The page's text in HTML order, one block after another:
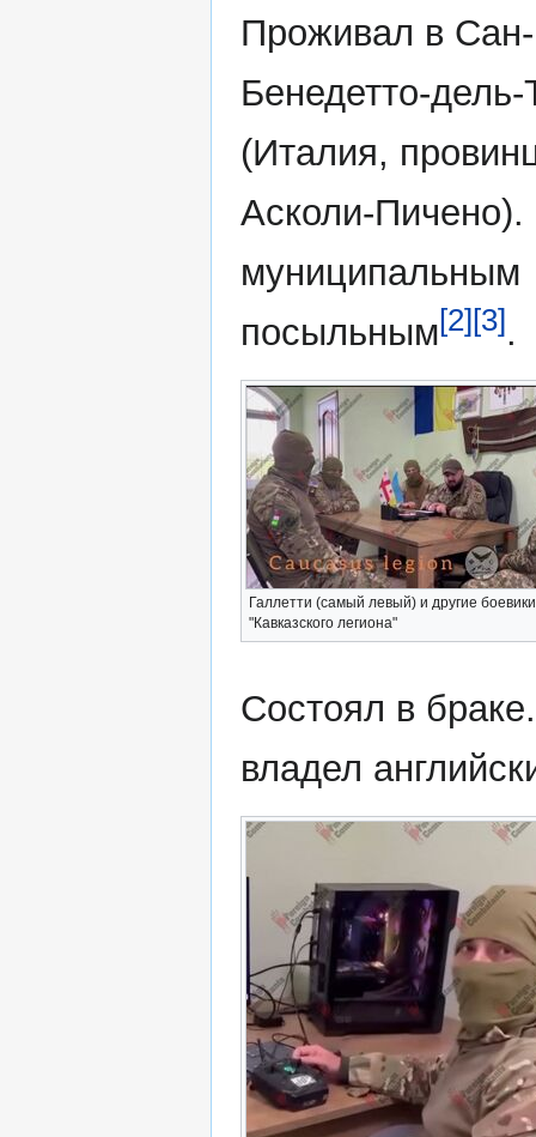
Проживал в Сан-
Бенедетто-дель-
(Италия,
Асколи-Пичено).
муниципальным
посыльным[2][3].
Галлетти (самый левый) и другие боевики
"Кавказского легиона"
Состоял в
владел